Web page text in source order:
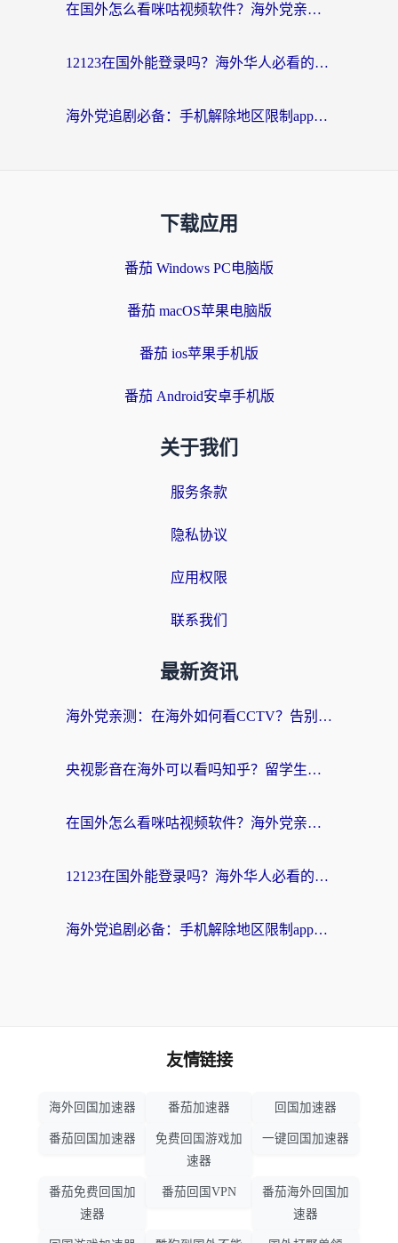
在国外怎么看咪咕视频软件？海外党亲测有效的回国加速方案
12123在国外能登录吗？海外华人必看的回国加速实用指南
海外党追剧必备：手机解除地区限制app怎么选？解决央视视频&国内剧地区限制全指南
下载应用
番茄 Windows PC电脑版
番茄 macOS苹果电脑版
番茄 ios苹果手机版
番茄 Android安卓手机版
关于我们
服务条款
隐私协议
应用权限
联系我们
最新资讯
海外党亲测：在海外如何看CCTV？告别“仅限大陆播放”的实用指南
央视影音在海外可以看吗知乎？留学生亲测：3步解决地域限制+追剧自由
在国外怎么看咪咕视频软件？海外党亲测有效的回国加速方案
12123在国外能登录吗？海外华人必看的回国加速实用指南
海外党追剧必备：手机解除地区限制app怎么选？解决央视视频&国内剧地区限制全指南
友情链接
海外回国加速器 番茄加速器 回国加速器
番茄回国加速器
免费回国游戏加
速器
一键回国加速器
番茄免费回国加
速器
番茄回国VPN
番茄海外回国加
速器